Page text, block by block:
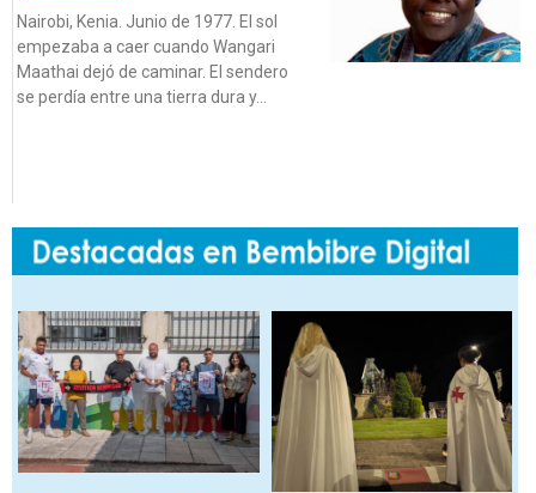
Nairobi, Kenia. Junio de 1977. El sol
empezaba a caer cuando Wangari
Maathai dejó de caminar. El sendero
se perdía entre una tierra dura y…